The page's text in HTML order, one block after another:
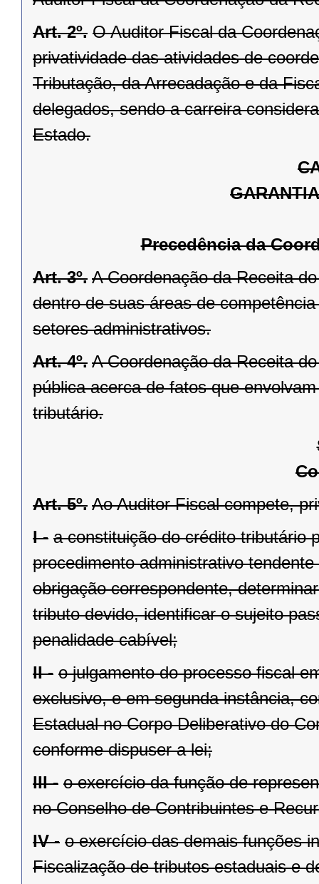
Art. 2º. O Auditor Fiscal da
privatividade das atividades de
Tributação, da Arrecadação e da
delegados, sendo a carreira
Estado.
Precedência da
Art. 3º. A Coordenação da Receita
dentro de suas áreas de
setores administrativos.
Art. 4º. A Coordenação da Receita
pública acerca de fatos que
tributário.
Art. 5º. Ao Auditor Fiscal compete,
I - a constituição do crédito tributário
procedimento administrativo
obrigação correspondente,
tributo devido, identificar o sujeito
penalidade cabível;
II - o julgamento do processo fiscal
exclusivo, e em segunda instância,
Estadual no Corpo Deliberativo do
conforme dispuser a lei;
III - o exercício da função de
no Conselho de Contribuintes e
IV - o exercício das demais funções
Fiscalização de tributos estaduais e